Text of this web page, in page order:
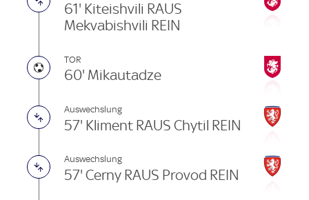
61' Kiteishvili RAUS
Mekvabishvili REIN
TOR
60' Mikautadze
Auswechslung
57' Kliment RAUS Chytil REIN
Auswechslung
57' Cerny RAUS Provod REIN